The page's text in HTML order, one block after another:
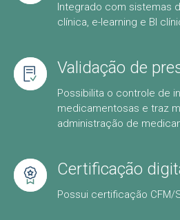
Integrado com sistemas
clínica, e-learning e BI
Validação de
Possibilita o controle de
medicamentosas e traz
administração de
Certificação
Possui certificação CFM/